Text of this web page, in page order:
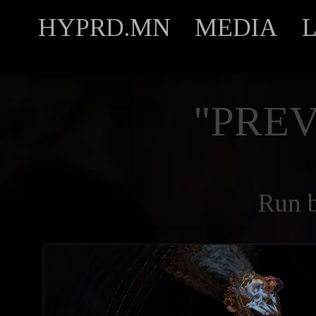
HYPRD.MN MEDIA
Run